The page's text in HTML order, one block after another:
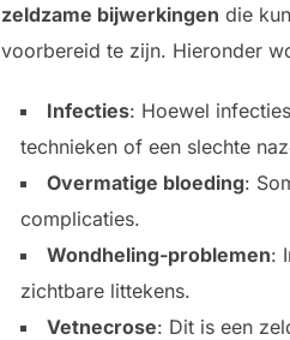
zeldzame bijwerkingen die
voorbereid te zijn. Hieronder
Infecties: Hoewel
technieken of een slechte
Overmatige bloeding:
complicaties.
Wondheling-problemen:
zichtbare littekens.
Vetnecrose: Dit is een